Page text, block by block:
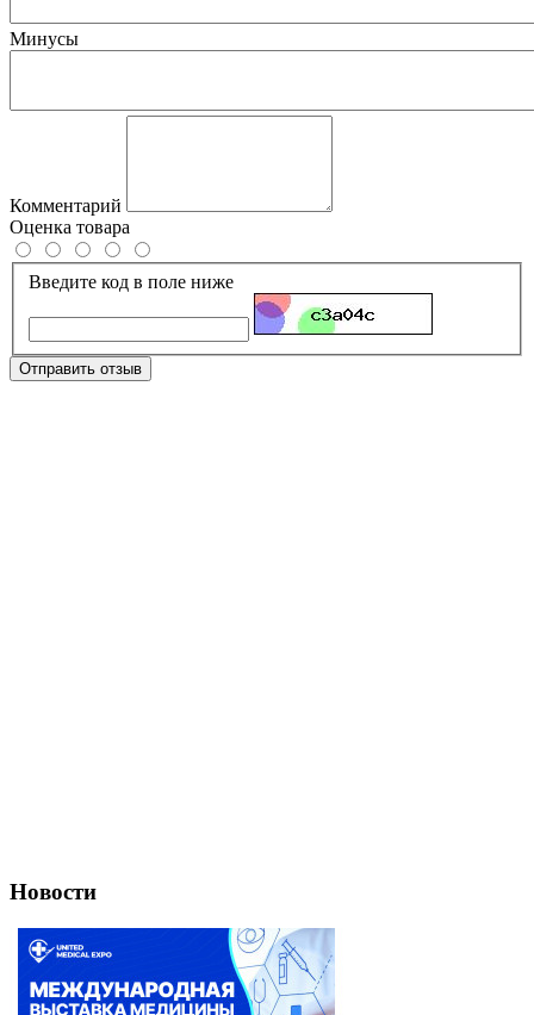
Минусы
Комментарий
Оценка товара
Введите код в поле ниже
Отправить отзыв
Новости